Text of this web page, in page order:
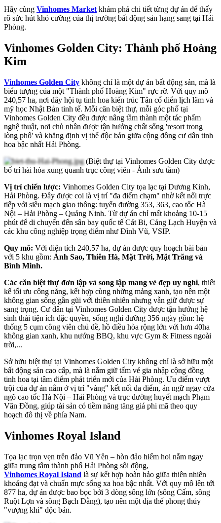
Hãy cùng Vinhomes Market khám phá chi tiết từng dự án để thấy
rõ sức hút khó cưỡng của thị trường bất động sản hạng sang tại Hải
Phòng.
Vinhomes Golden City: Thành phố Hoàng
Kim
Vinhomes Golden City không chỉ là một dự án bất động sản, mà là
biểu tượng của một "Thành phố Hoàng Kim" rực rỡ. Với quy mô
240,57 ha, nơi đây hội tụ tinh hoa kiến trúc Tân cổ điển lịch lãm và
mỹ học Nhật Bản tinh tế. Mỗi căn biệt thự, mỗi góc phố tại
Vinhomes Golden City đều được nâng tầm thành một tác phẩm
nghệ thuật, nơi chủ nhân được tận hưởng chất sống 'resort trong
lòng phố' và khẳng định vị thế độc bản giữa cộng đồng cư dân tinh
hoa bậc nhất Hải Phòng.
(Biệt thự tại Vinhomes Golden City được
bố trí hài hòa xung quanh trục công viên - Ảnh sưu tầm)
Vị trí chiến lược: Vinhomes Golden City tọa lạc tại Dương Kinh,
Hải Phòng. Đây được coi là vị trí "đa điểm chạm" nhờ kết nối trực
tiếp với siêu mạch giao thông: tuyến đường 353, 363, cao tốc Hà
Nội – Hải Phòng – Quảng Ninh. Từ dự án chỉ mất khoảng 10-15
phút để di chuyển đến sân bay quốc tế Cát Bi, Cảng Lạch Huyện và
các khu công nghiệp trọng điểm như Đình Vũ, VSIP.
Quy mô: Với diện tích 240,57 ha, dự án được quy hoạch bài bản
với 5 khu gồm: Ánh Sao, Thiên Hà, Mặt Trời, Mặt Trăng và
Bình Minh.
Các căn biệt thự đơn lập và song lập mang vẻ đẹp uy nghi, thiết
kế tối ưu công năng, kết hợp cùng những mảng xanh, tạo nên một
không gian sống gần gũi với thiên nhiên nhưng vẫn giữ được sự
sang trọng. Cư dân tại Vinhomes Golden City được tận hưởng hệ
sinh thái tiện ích đặc quyền, sống nghỉ dưỡng 356 ngày gồm: hệ
thống 5 cụm công viên chủ đề, hồ điều hòa rộng lớn với hơn 40ha
không gian xanh, khu nướng BBQ, khu vực Gym & Fitness ngoài
trời,...
Sở hữu biệt thự tại Vinhomes Golden City không chỉ là sở hữu một
bất động sản cao cấp, mà là nắm giữ tấm vé gia nhập cộng đồng
tinh hoa tại tâm điểm phát triển mới của Hải Phòng. Ưu điểm vượt
trội của dự án nằm ở vị trí "vàng" kết nối đa điểm, án ngữ ngay cửa
ngõ cao tốc Hà Nội – Hải Phòng và trục đường huyết mạch Phạm
Văn Đồng, giúp tài sản có tiềm năng tăng giá phi mã theo quy
hoạch đô thị về phía Nam.
Vinhomes Royal Island
Tọa lạc trọn vẹn trên đảo Vũ Yên – hòn đảo hiếm hoi nằm ngay
giữa trung tâm thành phố Hải Phòng sôi động,
Vinhomes Royal Island là sự kết hợp hoàn hảo giữa thiên nhiên
khoáng đạt và chuẩn mực sống xa hoa bậc nhất. Với quy mô lên tới
877 ha, dự án được bao bọc bởi 3 dòng sông lớn (sông Cấm, sông
Ruột Lợn và sông Bạch Đằng), tạo nên một địa thế phong thủy
"vượng khí" độc bản.